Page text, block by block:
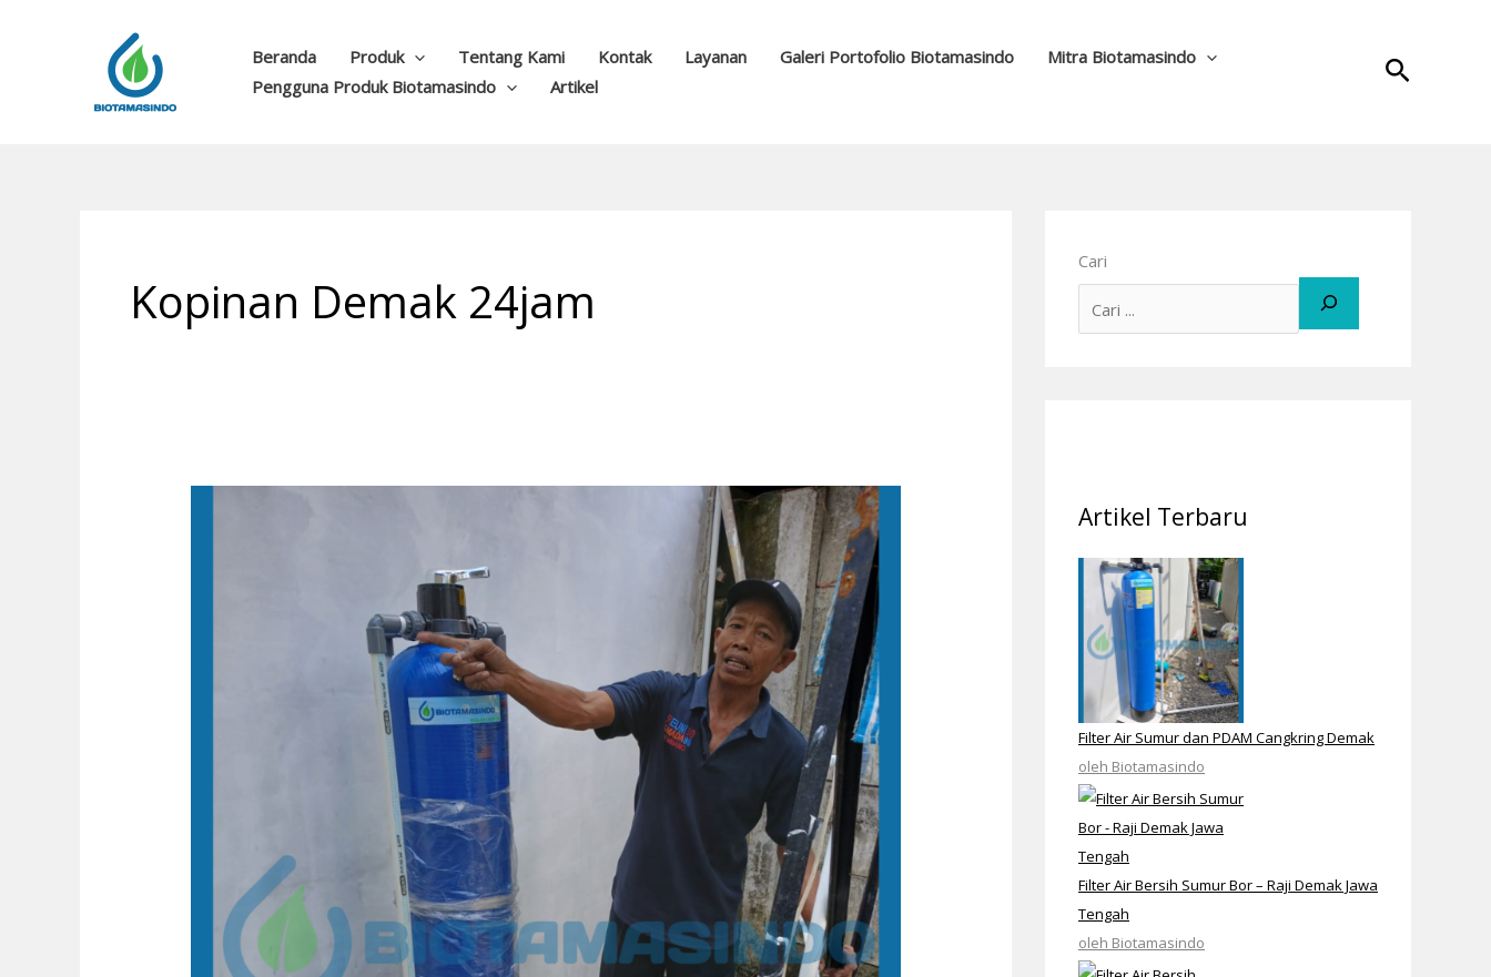
Beranda Produk Tentang Kami Kontak Layanan Galeri Portofolio Biotamasindo
Mitra Biotamasindo
Pengguna Produk Biotamasindo
Artikel Cari
Kopinan Demak 24jam
Cari
Artikel Terbaru
Filter Air Sumur dan PDAM Cangkring Demak
oleh Biotamasindo
Filter Air Bersih Sumur Bor – Raji Demak Jawa
Tengah
oleh Biotamasindo